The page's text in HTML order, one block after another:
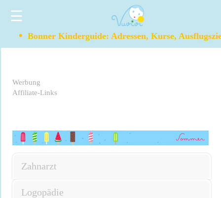
☰
• Bonner Kinderguide: Adressen, Kurse,
Werbung
Affiliate-Links
Zahnarzt
Logopädie